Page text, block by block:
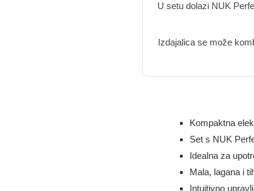
U setu dolazi NUK
Izdajalica se može
Kompaktna
Set s NUK
Idealna za
Mala, lagana i
Intuitivno